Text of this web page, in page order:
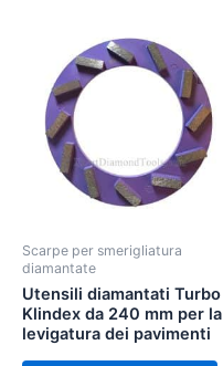
Scarpe per smerigliatura
diamantate
Utensili diamantati Turbo
Klindex da 240 mm per la
levigatura dei pavimenti